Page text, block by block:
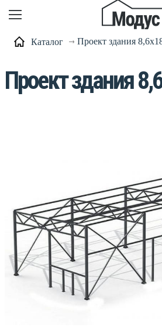
Каталог Проект здания
Проект здания